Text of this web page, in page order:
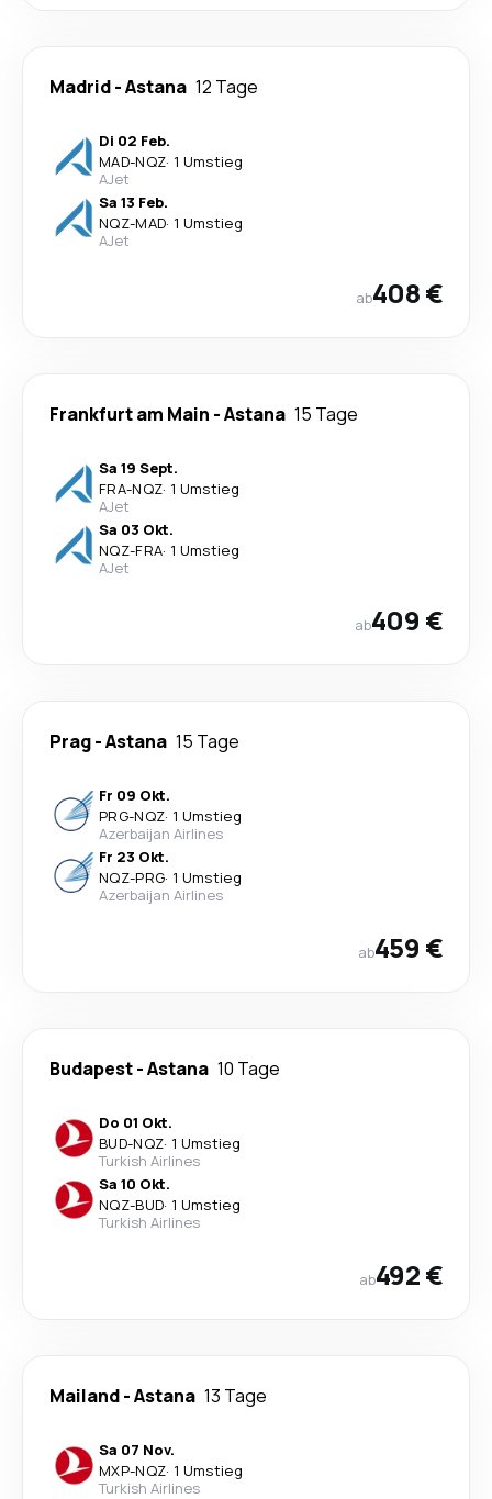
Madrid-Astana 12 Tage
Di 02 Feb.
MAD-NQZ· 1 Umstieg
AJet
Sa 13 Feb.
NQZ-MAD· 1 Umstieg
AJet
ab408 €
Frankfurt am Main -Astana 15 Tage
Sa 19 Sept.
FRA-NQZ· 1 Umstieg
AJet
Sa 03 Okt.
NQZ-FRA· 1 Umstieg
AJet
ab409 €
Prag-Astana 15 Tage
Fr 09 Okt.
PRG-NQZ· 1 Umstieg
Azerbaijan Airlines
Fr 23 Okt.
NQZ-PRG· 1 Umstieg
Azerbaijan Airlines
ab459 €
Budapest-Astana 10 Tage
Do 01 Okt.
BUD-NQZ· 1 Umstieg
Turkish Airlines
Sa 10 Okt.
NQZ-BUD· 1 Umstieg
Turkish Airlines
ab492 €
Mailand-Astana 13 Tage
Sa 07 Nov.
MXP-NQZ· 1 Umstieg
Turkish Airlines